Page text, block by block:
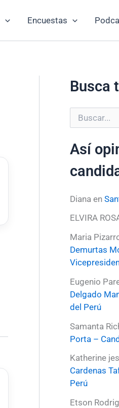
Encuestas
Busca
u
c
r
r
Así
Diana en
ELVIRA
Maria
Demurtas
Eugenio
Delgado
del Perú
Samanta
Porta –
Katherine
Cardenas
Perú
Etson